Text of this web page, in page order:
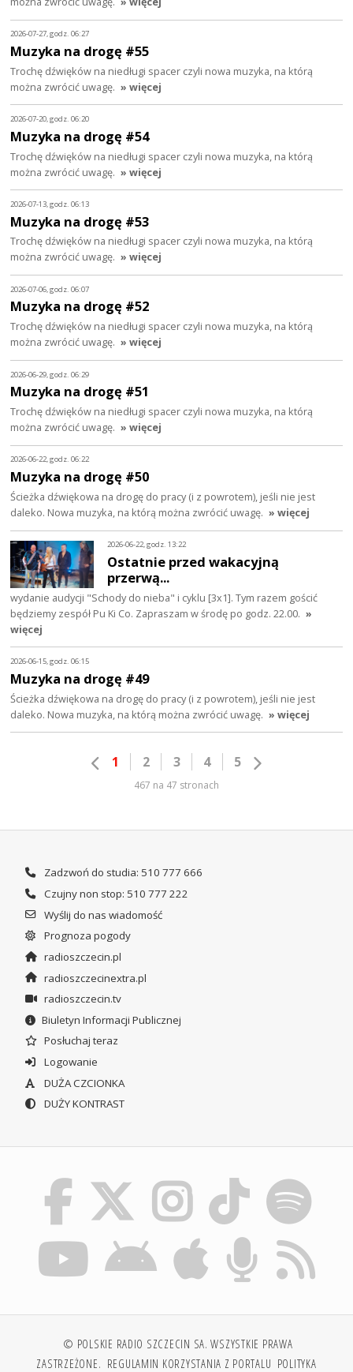
2026-07-27, godz. 06:27
Muzyka na drogę #55
Trochę dźwięków na niedługi spacer czyli nowa muzyka, na którą
można zwrócić uwagę. » więcej
2026-07-20, godz. 06:20
Muzyka na drogę #54
Trochę dźwięków na niedługi spacer czyli nowa muzyka, na którą
można zwrócić uwagę. » więcej
2026-07-13, godz. 06:13
Muzyka na drogę #53
Trochę dźwięków na niedługi spacer czyli nowa muzyka, na którą
można zwrócić uwagę. » więcej
2026-07-06, godz. 06:07
Muzyka na drogę #52
Trochę dźwięków na niedługi spacer czyli nowa muzyka, na którą
można zwrócić uwagę. » więcej
2026-06-29, godz. 06:29
Muzyka na drogę #51
Trochę dźwięków na niedługi spacer czyli nowa muzyka, na którą
można zwrócić uwagę. » więcej
2026-06-22, godz. 06:22
Muzyka na drogę #50
Ścieżka dźwiękowa na drogę do pracy (i z powrotem), jeśli nie jest
daleko. Nowa muzyka, na którą można zwrócić uwagę. » więcej
2026-06-22, godz. 13:22
Ostatnie przed wakacyjną
przerwą...
wydanie audycji "Schody do nieba" i cyklu [3x1]. Tym razem gościć
będziemy zespół Pu Ki Co. Zapraszam w środę po godz. 22.00. »
więcej
2026-06-15, godz. 06:15
Muzyka na drogę #49
Ścieżka dźwiękowa na drogę do pracy (i z powrotem), jeśli nie jest
daleko. Nowa muzyka, na którą można zwrócić uwagę. » więcej
1 2 3 4 5
467 na 47 stronach
Zadzwoń do studia: 510 777 666
Czujny non stop: 510 777 222
Wyślij do nas wiadomość
Prognoza pogody
radioszczecin.pl
radioszczecinextra.pl
radioszczecin.tv
Biuletyn Informacji Publicznej
Posłuchaj teraz
Logowanie
DUŻA CZCIONKA
DUŻY KONTRAST
© POLSKIE RADIO SZCZECIN SA. WSZYSTKIE PRAWA
ZASTRZEŻONE. REGULAMIN KORZYSTANIA Z PORTALU POLITYKA